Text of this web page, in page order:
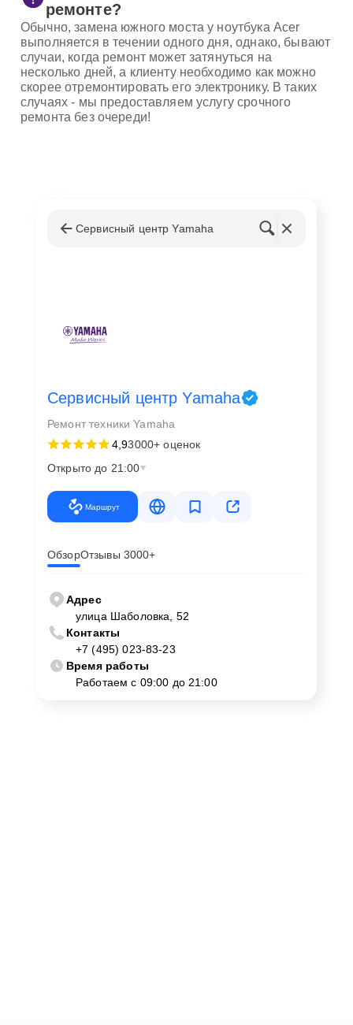
ремонте?
Обычно, замена южного моста у ноутбука Acer
выполняется в течении одного дня, однако, бывают
случаи, когда ремонт может затянуться на
несколько дней, а клиенту необходимо как можно
скорее отремонтировать его электронику. В таких
случаях - мы предоставляем услугу срочного
ремонта без очереди!
Сервисный центр Yamaha
Сервисный центр Yamaha
Ремонт техники Yamaha
4,93000+ оценок
Открыто до 21:00
Маршрут
ОбзорОтзывы 3000+
Адрес
улица Шаболовка, 52
Контакты
+7 (495) 023-83-23
Время работы
Работаем с 09:00 до 21:00